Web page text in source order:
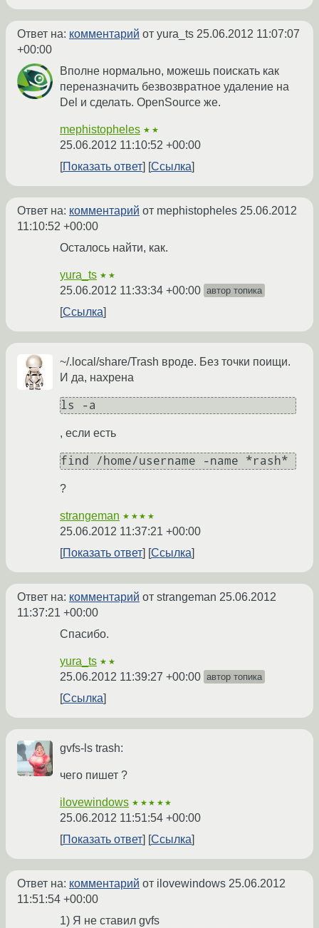
Ответ на: комментарий от yura_ts 25.06.2012 11:07:07
+00:00
Вполне нормально, можешь поискать как
переназначить безвозвратное удаление на
Del и сделать. OpenSource же.
mephistopheles ★★
25.06.2012 11:10:52 +00:00
Показать ответ
Ссылка
Ответ на: комментарий от mephistopheles 25.06.2012
11:10:52 +00:00
Осталось найти, как.
yura_ts ★★
25.06.2012 11:33:34 +00:00 автор топика
Ссылка
~/.local/share/Trash вроде. Без точки поищи.
И да, нахрена
ls -a
, если есть
find /home/username -name *rash*
?
strangeman ★★★★
25.06.2012 11:37:21 +00:00
Показать ответ
Ссылка
Ответ на: комментарий от strangeman 25.06.2012
11:37:21 +00:00
Спасибо.
yura_ts ★★
25.06.2012 11:39:27 +00:00 автор топика
Ссылка
gvfs-ls trash:
чего пишет ?
ilovewindows ★★★★★
25.06.2012 11:51:54 +00:00
Показать ответ
Ссылка
Ответ на: комментарий от ilovewindows 25.06.2012
11:51:54 +00:00
1) Я не ставил gvfs